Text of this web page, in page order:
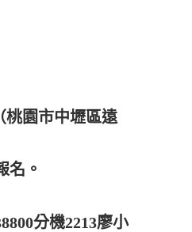
桃園市中壢區遠
名。
分機2213廖小